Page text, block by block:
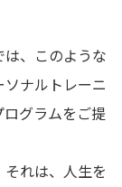
、このような
ナルトレーニ
グラムをご提
れは、人生を